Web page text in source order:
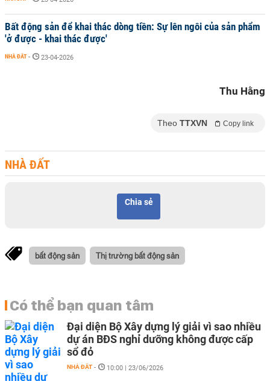
Bất động sản để khai thác dòng tiền: Sự lên ngôi của sản phẩm
'ở được - khai thác được'
NHÀ ĐẤT - 23-04-2026
Thu Hằng
Theo TTXVN Copy link
NHÀ ĐẤT
Chia sẻ
bất động sản Thị trường bất động sản
Có thể bạn quan tâm
Đại diện Bộ Xây dựng lý giải vì sao nhiều
dự án BĐS nghỉ dưỡng không được cấp
sổ đỏ
NHÀ ĐẤT - 10:00 | 23/06/2026